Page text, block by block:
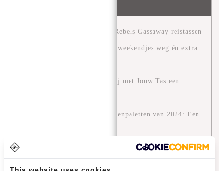
Ontdek het avontuur met New Rebels Gassaway reistassen
Slim reizen: hoe je met één tas weekendjes weg én extra
Een Groenere Toekomst: Hoe Jij met Jouw Tas een
Ontdek de Modetrends en Kleurenpaletten van 2024: Een
Stijlvol en Functioneel: De William Milwaukee Rugzak
This website uses cookies